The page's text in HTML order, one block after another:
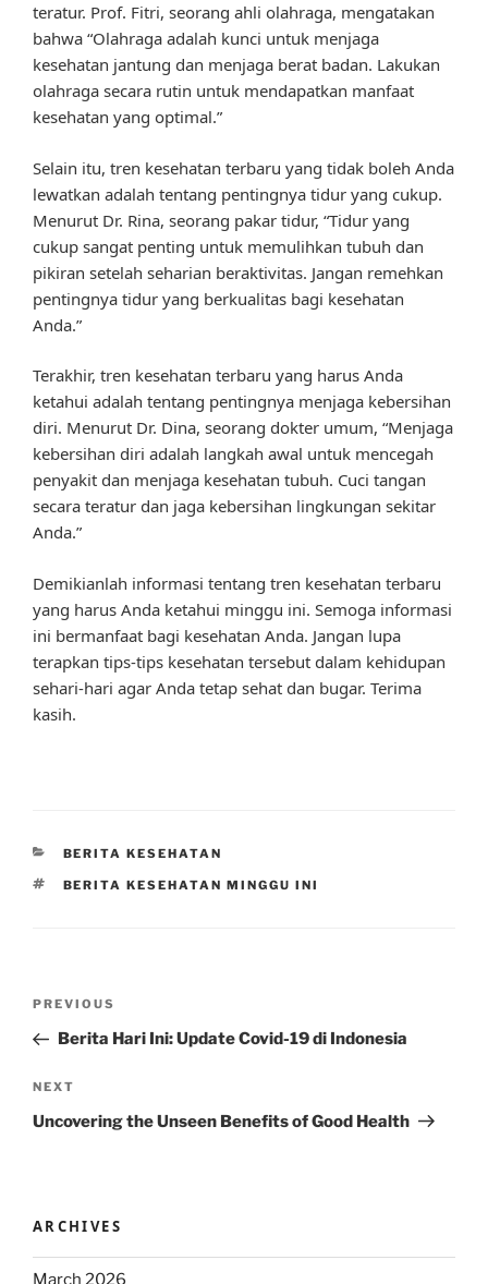
teratur. Prof. Fitri, seorang ahli olahraga, mengatakan
bahwa “Olahraga adalah kunci untuk menjaga
kesehatan jantung dan menjaga berat badan. Lakukan
olahraga secara rutin untuk mendapatkan manfaat
kesehatan yang optimal.”
Selain itu, tren kesehatan terbaru yang tidak boleh Anda
lewatkan adalah tentang pentingnya tidur yang cukup.
Menurut Dr. Rina, seorang pakar tidur, “Tidur yang
cukup sangat penting untuk memulihkan tubuh dan
pikiran setelah seharian beraktivitas. Jangan remehkan
pentingnya tidur yang berkualitas bagi kesehatan
Anda.”
Terakhir, tren kesehatan terbaru yang harus Anda
ketahui adalah tentang pentingnya menjaga kebersihan
diri. Menurut Dr. Dina, seorang dokter umum, “Menjaga
kebersihan diri adalah langkah awal untuk mencegah
penyakit dan menjaga kesehatan tubuh. Cuci tangan
secara teratur dan jaga kebersihan lingkungan sekitar
Anda.”
Demikianlah informasi tentang tren kesehatan terbaru
yang harus Anda ketahui minggu ini. Semoga informasi
ini bermanfaat bagi kesehatan Anda. Jangan lupa
terapkan tips-tips kesehatan tersebut dalam kehidupan
sehari-hari agar Anda tetap sehat dan bugar. Terima
kasih.
CATEGORIES
BERITA KESEHATAN
TAGS
BERITA KESEHATAN MINGGU INI
Previous
Post
PREVIOUS
Berita Hari Ini: Update Covid-19 di Indonesia
Next
Post
NEXT
Uncovering the Unseen Benefits of Good Health
ARCHIVES
March 2026